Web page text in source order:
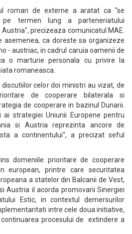
roman de externe a aratat ca "se
pe termen lung a parteneriatului
precizeaza comunicatul MAE.
asemenea, ca doreste sa organizeze
- austriac, in cadrul caruia oamenii de
o marturie personala cu privire la
romaneasca.
celor doi ministri au vizat, de
de cooperare bilaterala si
de cooperare in bazinul Dunarii.
strategiei Uniunii Europene pentru
si Austria reprezinta ancore de
a continentului", a precizat seful
domeniile prioritare de cooperare
european, printre care securitatea
a statelor din Balcanii de Vest,
Austria il acorda promovarii Sinergiei
Estic, in contextul demersurilor
intre cele doua initiative,
procesului de extindere a